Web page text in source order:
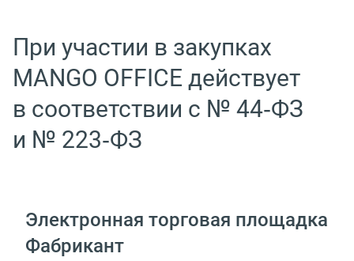
При участии в закупках
MANGO OFFICE действует
в соответствии с № 44‑ФЗ
и № 223‑ФЗ
Электронная торговая площадка
Фабрикант